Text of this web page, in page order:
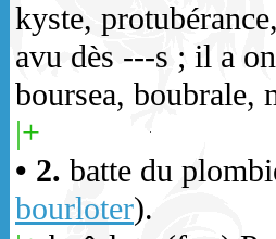
kyste,
avu dès ---s ; il a
boursea, boubrale,
|+
• 2. batte du
bourloter).